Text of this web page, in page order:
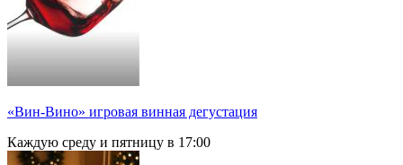
«Вин-Вино» игровая винная дегустация
Каждую среду и пятницу в 17:00